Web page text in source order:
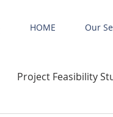
HOME Our
Project Feasibility